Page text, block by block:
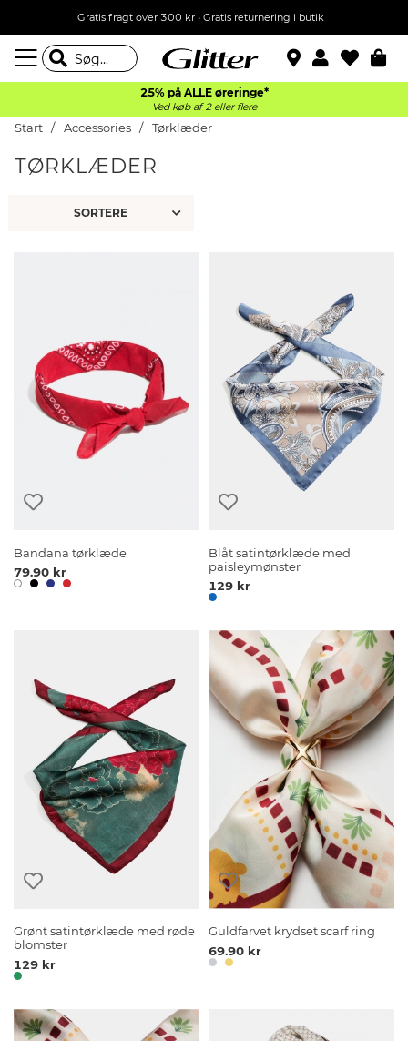
Gratis fragt over 300 kr • Gratis returnering i butik
25% på ALLE øreringe*
Ved køb af 2 eller flere
Start Accessories Tørklæder
TØRKLÆDER
Bandana tørklæde
79.90 kr
Blåt satintørklæde med
paisleymønster
129 kr
Grønt satintørklæde med røde
blomster
129 kr
Guldfarvet krydset scarf ring
69.90 kr